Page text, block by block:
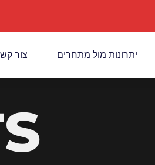
יתרונות מול מתחרים צור